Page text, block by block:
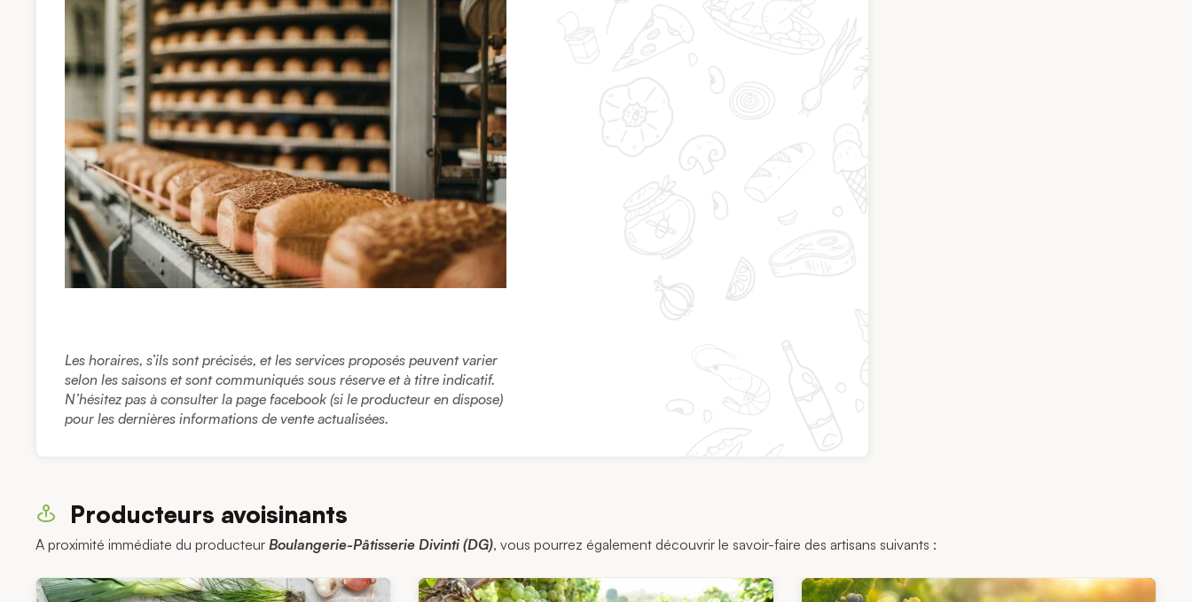
Les horaires, s’ils sont précisés, et les services proposés peuvent varier
selon les saisons et sont communiqués sous réserve et à titre indicatif.
N’hésitez pas à consulter la page facebook (si le producteur en dispose)
pour les dernières informations de vente actualisées.
Producteurs avoisinants
A proximité immédiate du producteurBoulangerie-Pâtisserie Divinti (DG), vous pourrez également découvrir le savoir-faire des artisans suivants :